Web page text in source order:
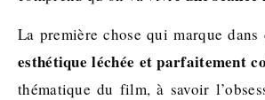
La première chose qui marque
esthétique léchée et parfaitement
thématique du film, à savoir